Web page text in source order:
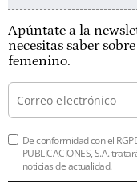
Apúntate a la
necesitas saber
femenino.
De conformidad con el
PUBLICACIONES, S.A.
noticias de actualidad.